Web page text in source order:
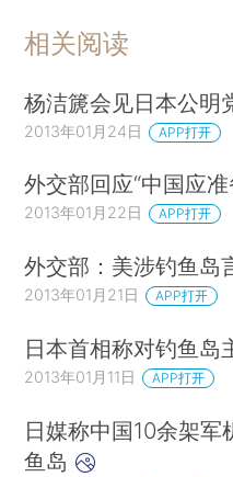
相关阅读
杨洁篪会见日本公明
2013年01月24日 APP打开
外交部回应“中国应
2013年01月22日 APP打开
外交部：美涉钓鱼岛
2013年01月21日 APP打开
日本首相称对钓鱼岛
2013年01月11日 APP打开
日媒称中国10余架军
鱼岛